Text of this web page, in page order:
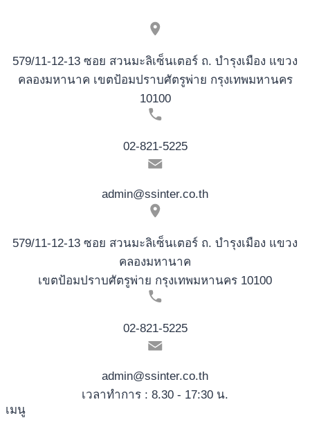
579/11-12-13 ซอย สวนมะลิเซ็นเตอร์ ถ. บำรุงเมือง แขวง
คลองมหานาค เขตป้อมปราบศัตรูพ่าย กรุงเทพมหานคร
10100
02-821-5225
admin@ssinter.co.th
579/11-12-13 ซอย สวนมะลิเซ็นเตอร์ ถ. บำรุงเมือง แขวง
คลองมหานาค
เขตป้อมปราบศัตรูพ่าย กรุงเทพมหานคร 10100
02-821-5225
admin@ssinter.co.th
เวลาทำการ : 8.30 - 17:30 น.
เมนู